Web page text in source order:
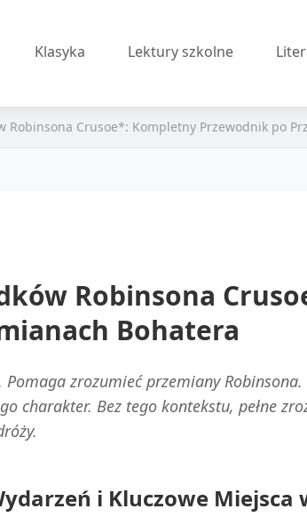
Klasyka Lektury szkolne
Robinsona Crusoe*: Kompletny Przewodnik po
Robinsona
Bohatera
zrozumieć przemiany
charakter. Bez tego kontekstu, pełne
i Kluczowe